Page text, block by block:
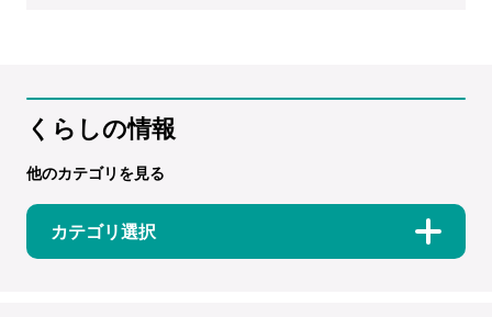
くらしの情報
他のカテゴリを見る
カテゴリ選択